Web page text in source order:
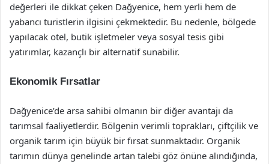
değerleri ile dikkat çeken Dağyenice, hem yerli hem de
yabancı turistlerin ilgisini çekmektedir. Bu nedenle, bölgede
yapılacak otel, butik işletmeler veya sosyal tesis gibi
yatırımlar, kazançlı bir alternatif sunabilir.
Ekonomik Fırsatlar
Dağyenice’de arsa sahibi olmanın bir diğer avantajı da
tarımsal faaliyetlerdir. Bölgenin verimli toprakları, çiftçilik ve
organik tarım için büyük bir fırsat sunmaktadır. Organik
tarımın dünya genelinde artan talebi göz önüne alındığında,